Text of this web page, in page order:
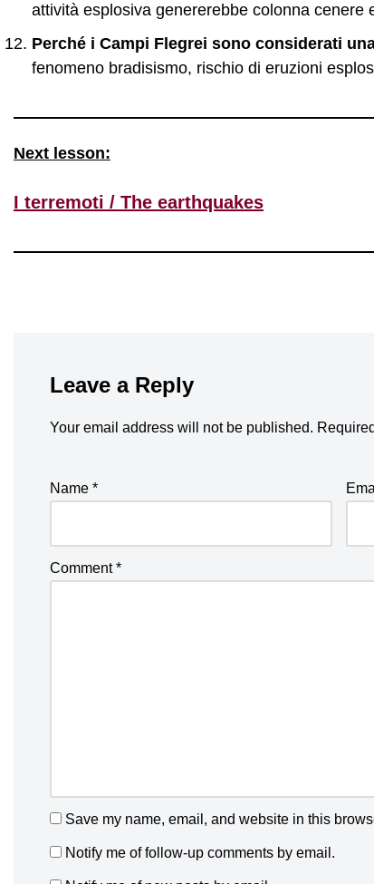
attività esplosiva genererebbe colonna cenere
Perché i Campi Flegrei sono considerati
fenomeno bradisismo, rischio di eruzioni
Next lesson:
I terremoti / The earthquakes
Leave a Reply
Your email address will not be published.
Name *
Comment*
Save my name, email, and website in this
Notify me of follow-up comments by email.